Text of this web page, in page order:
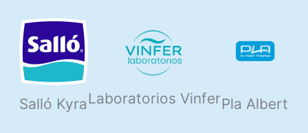
Salló Kyra Laboratorios VinferPla Albert